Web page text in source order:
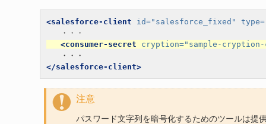
<salesforce-client id="salesforce_fixed" type=
<consumer-secret
cryption="sample-
</salesforce-client>
注意
パスワード文字列を暗号化するためのツールは提